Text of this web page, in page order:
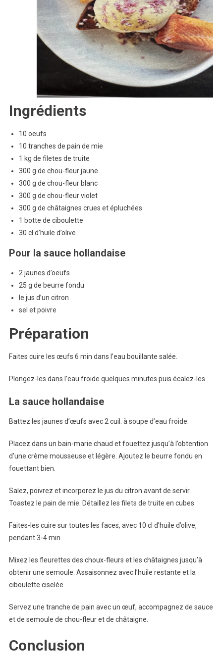
Ingrédients
10 oeufs
10 tranches de pain de mie
1 kg de filetes de truite
300 g de chou-fleur jaune
300 g de chou-fleur blanc
300 g de chou-fleur violet
300 g de châtaignes crues et épluchées
1 botte de ciboulette
30 cl d’huile d’olive
Pour la sauce hollandaise
2 jaunes d’oeufs
25 g de beurre fondu
le jus d’un citron
sel et poivre
Préparation
Faites cuire les œufs 6 min dans l’eau bouillante salée.
Plongez-les dans l’eau froide quelques minutes puis écalez-les.
La sauce hollandaise
Battez les jaunes d’œufs avec 2 cuil. à soupe d’eau froide.
Placez dans un bain-marie chaud et fouettez jusqu’à l’obtention
d’une crème mousseuse et légère. Ajoutez le beurre fondu en
fouettant bien.
Salez, poivrez et incorporez le jus du citron avant de servir.
Toastez le pain de mie. Détaillez les filets de truite en cubes.
Faites-les cuire sur toutes les faces, avec 10 cl d’huile d’olive,
pendant 3-4 min
Mixez les fleurettes des choux-fleurs et les châtaignes jusqu’à
obtenir une semoule. Assaisonnez avec l’huile restante et la
ciboulette ciselée.
Servez une tranche de pain avec un œuf, accompagnez de sauce
et de semoule de chou-fleur et de châtaigne.
Conclusion